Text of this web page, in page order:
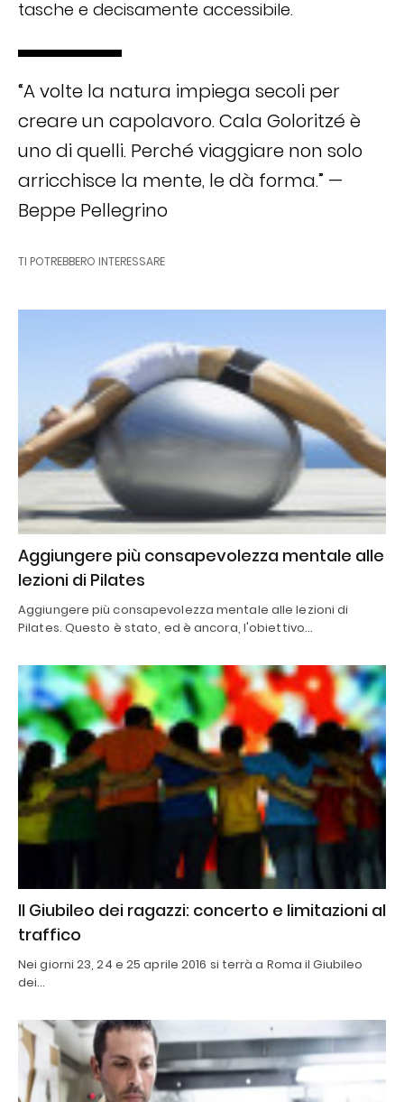
tasche e decisamente accessibile.
“A volte la natura impiega secoli per
creare un capolavoro. Cala Goloritzé è
uno di quelli. Perché viaggiare non solo
arricchisce la mente, le dà forma.” —
Beppe Pellegrino
TI POTREBBERO INTERESSARE
Aggiungere più consapevolezza mentale alle
lezioni di Pilates
Aggiungere più consapevolezza mentale alle lezioni di
Pilates. Questo è stato, ed è ancora, l'obiettivo…
Il Giubileo dei ragazzi: concerto e limitazioni al
traffico
Nei giorni 23, 24 e 25 aprile 2016 si terrà a Roma il Giubileo
dei…